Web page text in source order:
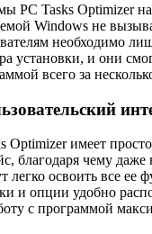
PC Tasks Optimizer
Windows не
необходимо
установки, и они
всего за
Optimizer имеет
благодаря чему
легко освоить все ее
и опции удобно
с программой